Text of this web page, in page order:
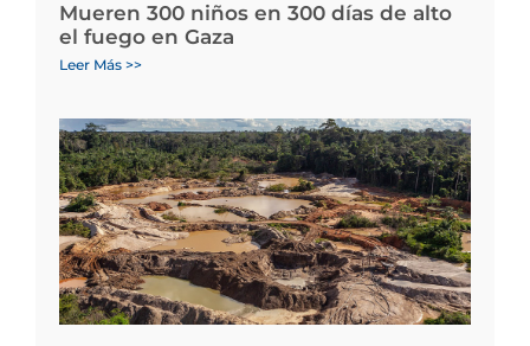
Mueren 300 niños en 300 días de alto
el fuego en Gaza
Leer Más >>